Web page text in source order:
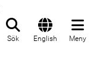
Sök English Meny